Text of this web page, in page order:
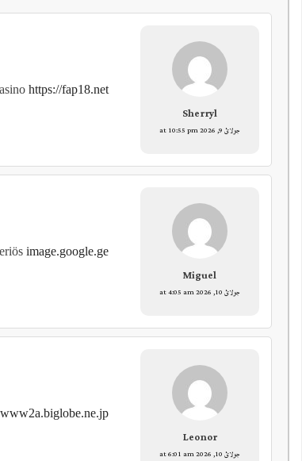
Sherryl
جولائ 9, 2026 at 10:55 pm
https://fap18.net
Miguel
جولائ 10, 2026 at 4:05 am
image.google.ge
Leonor
جولائ 10, 2026 at 6:01 am
www2a.biglobe.ne.jp